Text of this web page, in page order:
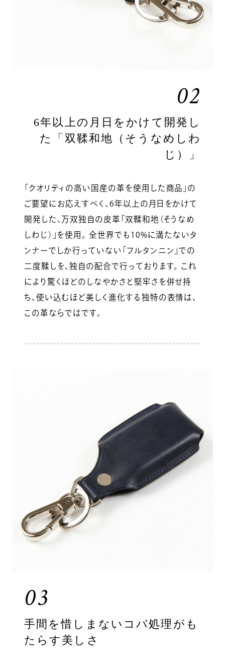
02
6年以上の月日をかけて開発し
た「双鞣和地（そうなめしわ
じ）」
「クオリティの高い国産の革を使用した商品」の
ご要望にお応えすべく、6年以上の月日をかけて
開発した、万双独自の皮革「双鞣和地（そうなめ
しわじ）」を使用。 全世界でも10%に満たないタ
ンナーでしか行っていない「フルタンニン」での
二度鞣しを、独自の配合で行っております。 これ
により驚くほどのしなやかさと堅牢さを併せ持
ち、使い込むほど美しく進化する独特の表情は、
この革ならではです。
03
手間を惜しまないコバ処理がも
たらす美しさ